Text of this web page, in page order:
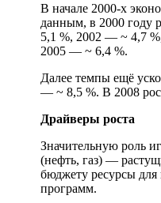
В начале 2000-х
данным, в 2000
5,1 %, 2002 — ~ 4,7
2005 — ~ 6,4 %.
Далее темпы ещё
— ~ 8,5 %. В 2008
Драйверы роста
Значительную роль
(нефть, газ) —
бюджету ресурсы
программ.